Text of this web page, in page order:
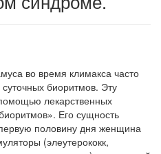
опровергла
заявила об этом на
кардиотоксичность
Федеральная служба по
надзору в сфере
во время климак­са часто
биорит­мов. Эту
лекар­ственных
Его сущность
половину дня женщина
(элеутерококк,